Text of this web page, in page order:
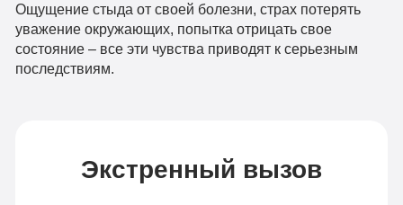
Ощущение стыда от своей болезни, страх потерять
уважение окружающих, попытка отрицать свое
состояние – все эти чувства приводят к серьезным
последствиям.
Экстренный вызов